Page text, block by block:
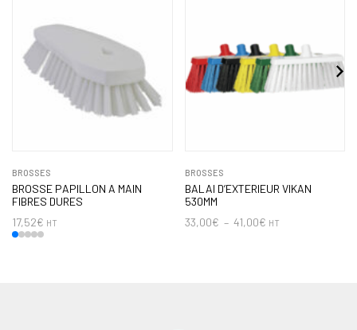
BROSSES
BROSSE PAPILLON A MAIN
FIBRES DURES
17,52€ HT
BROSSES
BALAI D’EXTERIEUR VIKAN
530MM
33,00€ – 41,00€ HT